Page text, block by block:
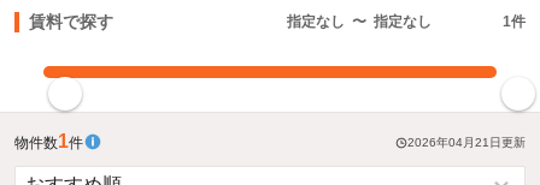
賃料で探す 指定なし 〜 指定なし 1件
物件数1件 2026年04月21日更新